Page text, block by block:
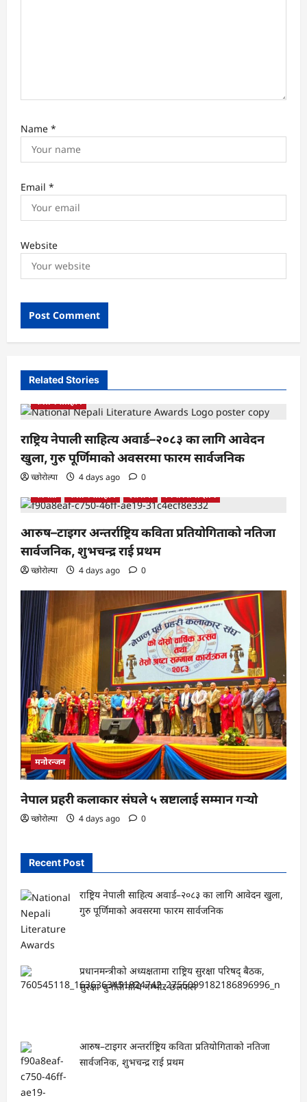
Name *
Email *
Website
Related Stories
कला र साहित्य
राष्ट्रिय नेपाली साहित्य अवार्ड–२०८३ का लागि आवेदन
खुला, गुरु पूर्णिमाको अवसरमा फारम सार्वजनिक
च्छोरोल्पा 4 days ago
0
कबिता
कला र साहित्य देश प्रेमी बिचार तथा ज्ञान
आरुष–टाइगर अन्तर्राष्ट्रिय कविता प्रतियोगिताको नतिजा
सार्वजनिक, शुभचन्द्र राई प्रथम
च्छोरोल्पा 4 days ago 0
मनोरन्जन
नेपाल प्रहरी कलाकार संघले ५ स्रष्टालाई सम्मान गर्‍यो
च्छोरोल्पा 4 days ago 0
Recent Post
राष्ट्रिय नेपाली साहित्य अवार्ड–२०८३ का लागि आवेदन खुला,
गुरु पूर्णिमाको अवसरमा फारम सार्वजनिक
प्रधानमन्त्रीको अध्यक्षतामा राष्ट्रिय सुरक्षा परिषद् बैठक,
सुरक्षा चुनौतीमाथि गम्भीर छलफल
आरुष–टाइगर अन्तर्राष्ट्रिय कविता प्रतियोगिताको नतिजा
सार्वजनिक, शुभचन्द्र राई प्रथम